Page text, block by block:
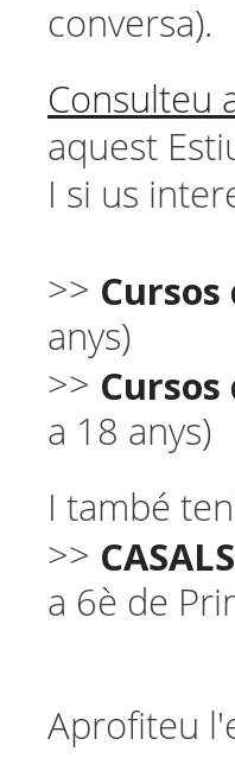
conversa).
Consulteu
aquest
I si us
>>
anys)
>> Cursos
a 18 anys)
I també
>>
a 6è de
Aprofiteu